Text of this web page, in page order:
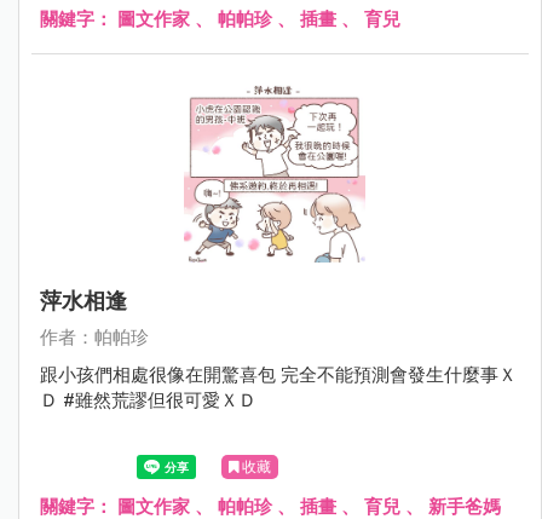
關鍵字： 圖文作家 、 帕帕珍、 插畫 、 育兒
萍水相逢
作者：帕帕珍
跟小孩們相處很像在開驚喜包 完全不能預測會發生什麼事Ｘ
Ｄ #雖然荒謬但很可愛ＸＤ
收藏
關鍵字： 圖文作家 、 帕帕珍、 插畫 、 育兒 、 新手爸媽